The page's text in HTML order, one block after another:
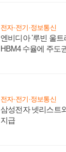
전자·전기·정보통신
엔비디아 '루빈 울
HBM4 수율에 주도
전자·전기·정보통신
삼성전자 넷리스트
지급